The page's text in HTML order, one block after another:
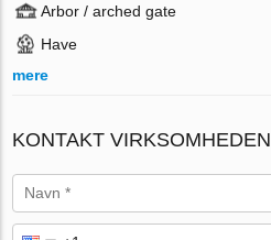
Arbor / arched gate
Have
mere
KONTAKT VIRKSOMHEDEN